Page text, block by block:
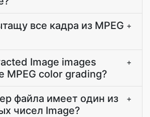
все кадра из MPEG +
Image images
MPEG color grading?
+
файла имеет один из
чисел Image?
+